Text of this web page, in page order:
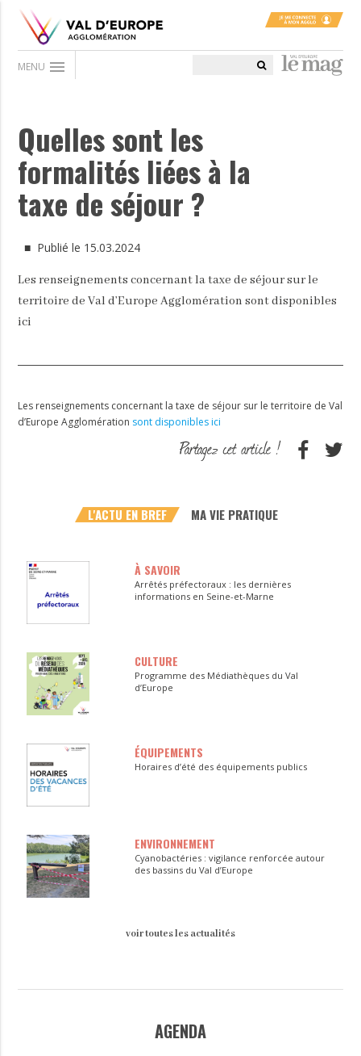
MENU menu
Quelles sont les
formalités liées à la
taxe de séjour ?
■ Publié le 15.03.2024
Les renseignements concernant la taxe de séjour sur le
territoire de Val d’Europe Agglomération sont disponibles
ici
Les renseignements concernant la taxe de séjour sur le territoire de Val
d’Europe Agglomération sont disponibles ici
L'ACTU EN BREF MA VIE PRATIQUE
À SAVOIR
Arrêtés préfectoraux : les dernières
informations en Seine-et-Marne
CULTURE
Programme des Médiathèques du Val
d’Europe
ÉQUIPEMENTS
Horaires d’été des équipements publics
ENVIRONNEMENT
Cyanobactéries : vigilance renforcée autour
des bassins du Val d’Europe
voir toutes les actualités
AGENDA